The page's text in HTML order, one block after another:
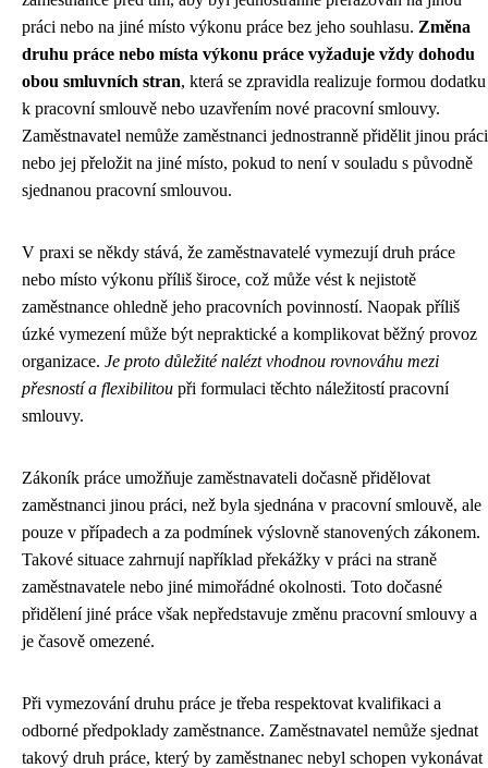
práci nebo na jiné místo výkonu práce bez jeho souhlasu. Změna
druhu práce nebo místa výkonu práce vyžaduje vždy dohodu
obou smluvních stran, která se zpravidla realizuje formou dodatku
k pracovní smlouvě nebo uzavřením nové pracovní smlouvy.
Zaměstnavatel nemůže zaměstnanci jednostranně přidělit jinou práci
nebo jej přeložit na jiné místo, pokud to není v souladu s původně
sjednanou pracovní smlouvou.
V praxi se někdy stává, že zaměstnavatelé vymezují druh práce
nebo místo výkonu příliš široce, což může vést k nejistotě
zaměstnance ohledně jeho pracovních povinností. Naopak příliš
úzké vymezení může být nepraktické a komplikovat běžný provoz
organizace. Je proto důležité nalézt vhodnou rovnováhu mezi
přesností a flexibilitou při formulaci těchto náležitostí pracovní
smlouvy.
Zákoník práce umožňuje zaměstnavateli dočasně přidělovat
zaměstnanci jinou práci, než byla sjednána v pracovní smlouvě, ale
pouze v případech a za podmínek výslovně stanovených zákonem.
Takové situace zahrnují například překážky v práci na straně
zaměstnavatele nebo jiné mimořádné okolnosti. Toto dočasné
přidělení jiné práce však nepředstavuje změnu pracovní smlouvy a
je časově omezené.
Při vymezování druhu práce je třeba respektovat kvalifikaci a
odborné předpoklady zaměstnance. Zaměstnavatel nemůže sjednat
takový druh práce, který by zaměstnanec nebyl schopen vykonávat